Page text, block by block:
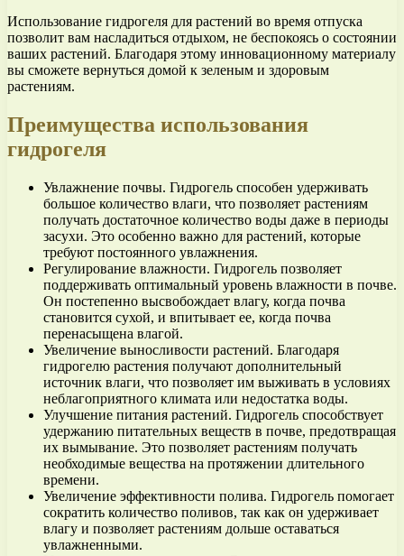
Использование гидрогеля для растений во время отпуска
позволит вам насладиться отдыхом, не беспокоясь о состоянии
ваших растений. Благодаря этому инновационному материалу
вы сможете вернуться домой к зеленым и здоровым
растениям.
Преимущества использования
гидрогеля
Увлажнение почвы. Гидрогель способен удерживать
большое количество влаги, что позволяет растениям
получать достаточное количество воды даже в периоды
засухи. Это особенно важно для растений, которые
требуют постоянного увлажнения.
Регулирование влажности. Гидрогель позволяет
поддерживать оптимальный уровень влажности в почве.
Он постепенно высвобождает влагу, когда почва
становится сухой, и впитывает ее, когда почва
перенасыщена влагой.
Увеличение выносливости растений. Благодаря
гидрогелю растения получают дополнительный
источник влаги, что позволяет им выживать в условиях
неблагоприятного климата или недостатка воды.
Улучшение питания растений. Гидрогель способствует
удержанию питательных веществ в почве, предотвращая
их вымывание. Это позволяет растениям получать
необходимые вещества на протяжении длительного
времени.
Увеличение эффективности полива. Гидрогель помогает
сократить количество поливов, так как он удерживает
влагу и позволяет растениям дольше оставаться
увлажненными.